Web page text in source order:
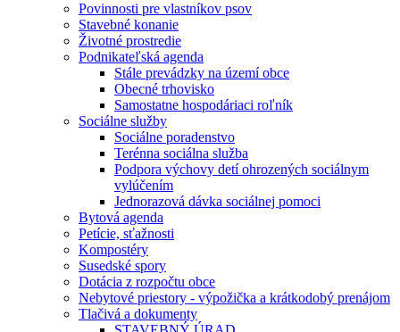
Povinnosti pre vlastníkov psov
Stavebné konanie
Životné prostredie
Podnikateľská agenda
Stále prevádzky na území obce
Obecné trhovisko
Samostatne hospodáriaci roľník
Sociálne služby
Sociálne poradenstvo
Terénna sociálna služba
Podpora výchovy detí ohrozených sociálnym
vylúčením
Jednorazová dávka sociálnej pomoci
Bytová agenda
Petície, sťažnosti
Kompostéry
Susedské spory
Dotácia z rozpočtu obce
Nebytové priestory - výpožička a krátkodobý prenájom
Tlačivá a dokumenty